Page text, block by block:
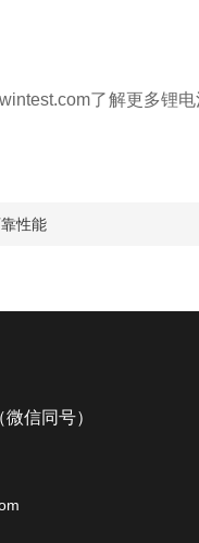
了解更多锂
性能
信同号）